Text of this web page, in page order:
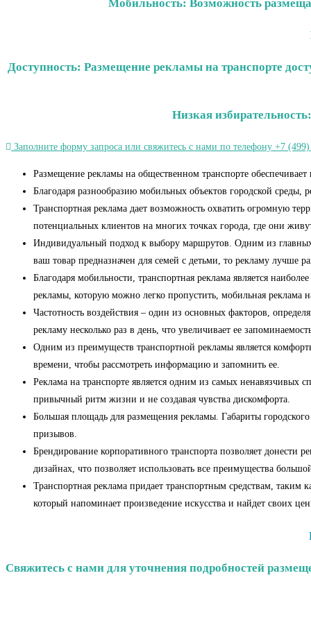
Мобильность: Возможность
Доступность: Размещение рекламы на транспорте
Низкая
Заполните форму запроса или свяжитесь с нами по телефону +7
Размещение рекламы на общественном
Благодаря разнообразию мобильных объектов
Транспортная реклама дает возможность охватить огромную
потенциальных клиентов на многих
Индивидуальный подход к выбору маршрутов. Одним из
ваш товар предназначен для семей с детьми, то
Благодаря мобильности, транспортная реклама является
рекламы, которую можно легко
Частотность воздействия – один из основных факторов,
рекламу несколько раз в день, что
Одним из преимуществ транспортной рекламы является
времени, чтобы
Реклама на транспорте является одним из самых ненавязчивых
привычный ритм жизни
Большая площадь для размещения рекламы. Габариты
Брендирование корпоративного транспорта позволяет
дизайнах, что позволяет использовать все преимущества
Транспортная реклама придает транспортным средствам,
который напоминает произведение искусства и найдет своих
Свяжитесь с нами для уточнения подробностей